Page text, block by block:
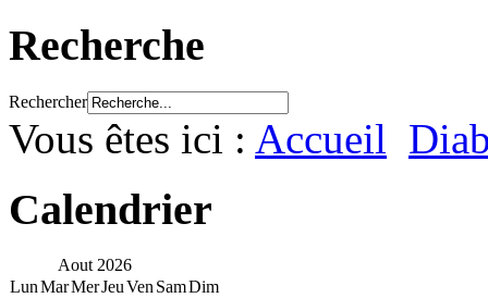
Recherche
Rechercher
Vous êtes ici : Accueil
Calendrier
Aout 2026
LunMarMerJeuVen SamDim